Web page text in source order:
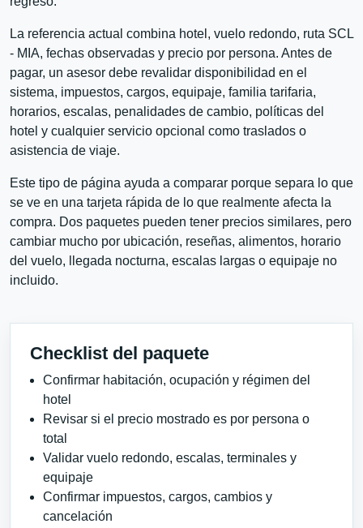
La referencia actual combina hotel, vuelo redondo, ruta SCL
- MIA, fechas observadas y precio por persona. Antes de
pagar, un asesor debe revalidar disponibilidad en el
sistema, impuestos, cargos, equipaje, familia tarifaria,
horarios, escalas, penalidades de cambio, políticas del
hotel y cualquier servicio opcional como traslados o
asistencia de viaje.
Este tipo de página ayuda a comparar porque separa lo que
se ve en una tarjeta rápida de lo que realmente afecta la
compra. Dos paquetes pueden tener precios similares, pero
cambiar mucho por ubicación, reseñas, alimentos, horario
del vuelo, llegada nocturna, escalas largas o equipaje no
incluido.
Checklist del paquete
Confirmar habitación, ocupación y régimen del
hotel
Revisar si el precio mostrado es por persona o
total
Validar vuelo redondo, escalas, terminales y
equipaje
Confirmar impuestos, cargos, cambios y
cancelación